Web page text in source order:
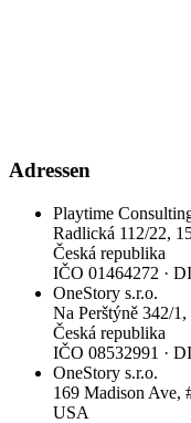
Adressen
Playtime
Radlická 112/22,
Česká republika
IČO 01464272 ·
OneStory s.r.o.
Na Perštýně 342/1,
Česká republika
IČO 08532991 ·
OneStory s.r.o.
169 Madison Ave,
USA